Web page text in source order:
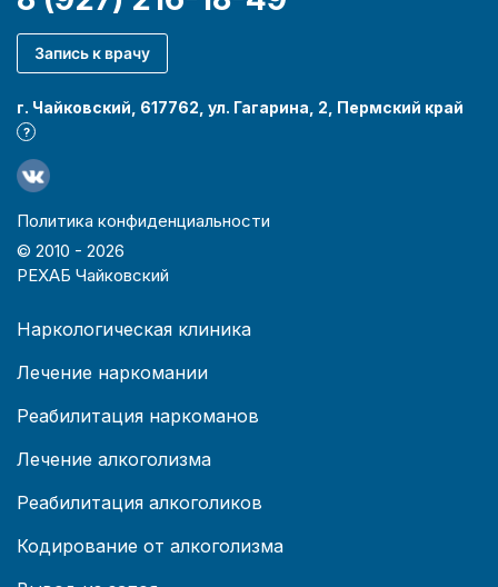
Запись к врачу
г. Чайковский, 617762, ул. Гагарина, 2, Пермский край
?
Политика конфиденциальности
© 2010 - 2026
РЕХАБ Чайковский
Наркологическая клиника
Лечение наркомании
Реабилитация наркоманов
Лечение алкоголизма
Реабилитация алкоголиков
Кодирование от алкоголизма